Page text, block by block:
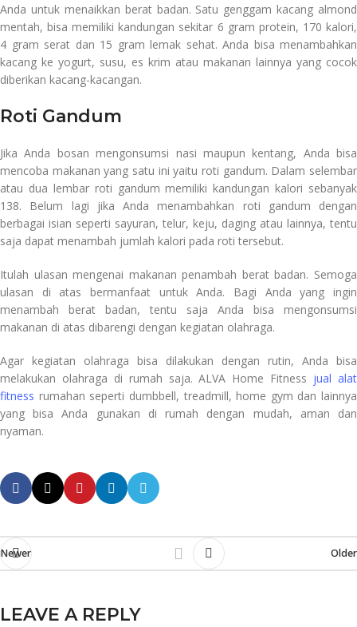
Anda untuk menaikkan berat badan. Satu genggam kacang almond
mentah, bisa memiliki kandungan sekitar 6 gram protein, 170 kalori,
4 gram serat dan 15 gram lemak sehat. Anda bisa menambahkan
kacang ke yogurt, susu, es krim atau makanan lainnya yang cocok
diberikan kacang-kacangan.
Roti Gandum
Jika Anda bosan mengonsumsi nasi maupun kentang, Anda bisa
mencoba makanan yang satu ini yaitu roti gandum. Dalam selembar
atau dua lembar roti gandum memiliki kandungan kalori sebanyak
138. Belum lagi jika Anda menambahkan roti gandum dengan
berbagai isian seperti sayuran, telur, keju, daging atau lainnya, tentu
saja dapat menambah jumlah kalori pada roti tersebut.
Itulah ulasan mengenai makanan penambah berat badan. Semoga
ulasan di atas bermanfaat untuk Anda. Bagi Anda yang ingin
menambah berat badan, tentu saja Anda bisa mengonsumsi
makanan di atas dibarengi dengan kegiatan olahraga.
Agar kegiatan olahraga bisa dilakukan dengan rutin, Anda bisa
melakukan olahraga di rumah saja. ALVA Home Fitness jual alat
fitness rumahan seperti dumbbell, treadmill, home gym dan lainnya
yang bisa Anda gunakan di rumah dengan mudah, aman dan
nyaman.
Newer Older
LEAVE A REPLY